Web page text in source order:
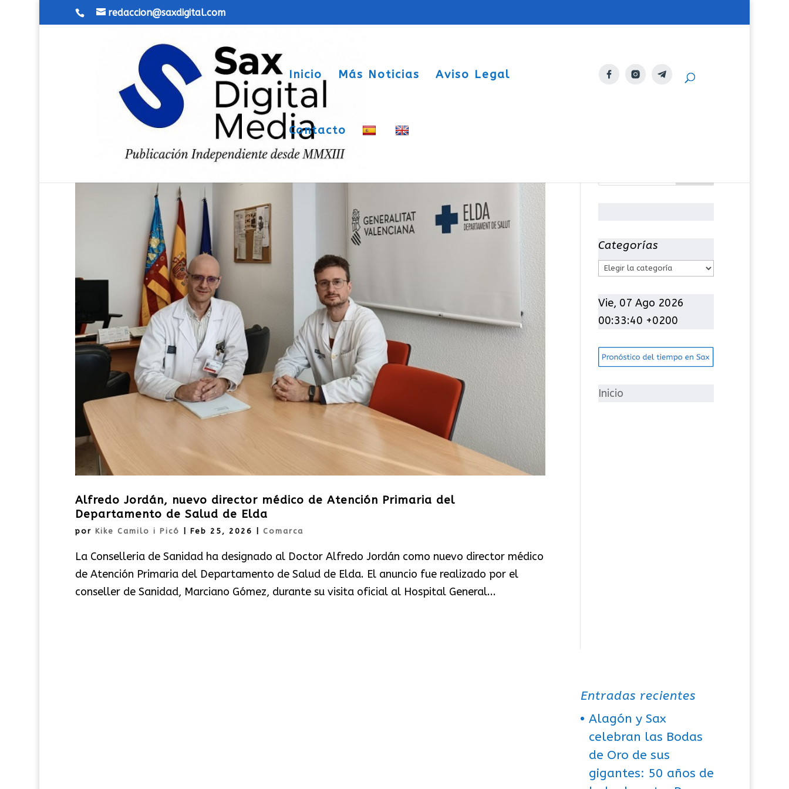
redaccion@saxdigital.com
Inicio Más Noticias Aviso Legal
Contacto
Alfredo Jordán, nuevo director médico de Atención Primaria del
Departamento de Salud de Elda
por Kike Camilo i Picó Feb 25, 2026 Comarca
La Conselleria de Sanidad ha designado al Doctor Alfredo Jordán como nuevo director médico
de Atención Primaria del Departamento de Salud de Elda. El anuncio fue realizado por el
conseller de Sanidad, Marciano Gómez, durante su visita oficial al Hospital General...
Categorías
C
t
e
o
í
Vie, 07 Ago 2026
00:33:41 +0200
Inicio
Entradas recientes
Alagón y Sax
celebran las Bodas
de Oro de sus
gigantes: 50 años de